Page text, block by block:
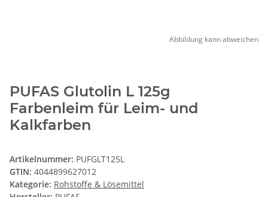
Abbildung kann abweichen
PUFAS Glutolin L 125g
Farbenleim für Leim- und
Kalkfarben
Artikelnummer: PUFGLT125L
GTIN: 4044899627012
Kategorie: Rohstoffe & Lösemittel